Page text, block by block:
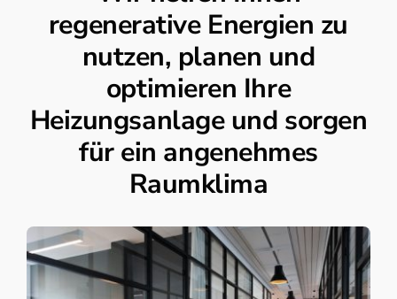
regenerative Energien zu
nutzen, planen und
optimieren Ihre
Heizungsanlage und sorgen
für ein angenehmes
Raumklima